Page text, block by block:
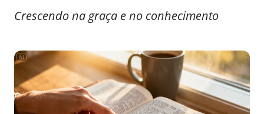
Crescendo na graça e no conhecimento